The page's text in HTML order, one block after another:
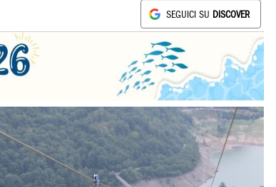
SEGUICI SU DISCOVER